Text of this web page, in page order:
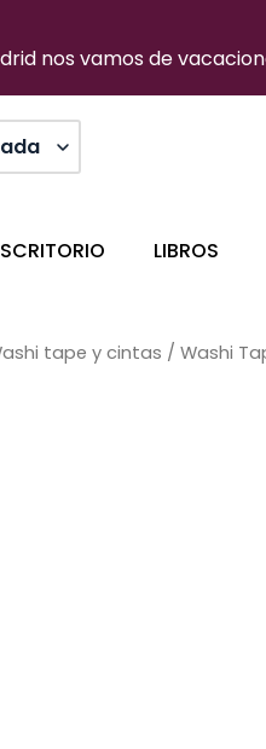
nos vamos de
LIBROS
tape y cintas / Washi